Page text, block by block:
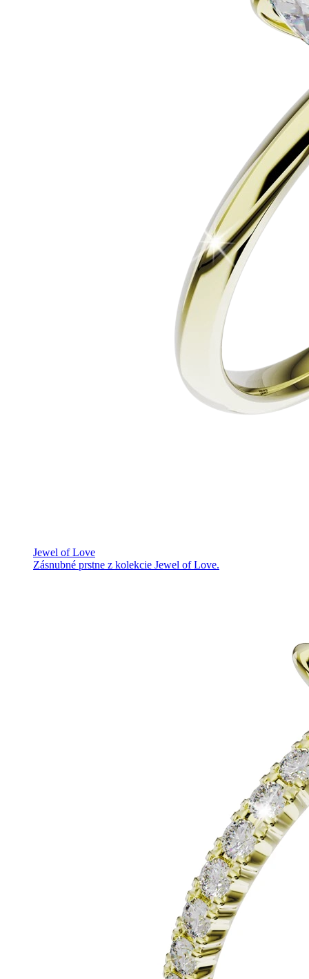
Jewel of Love
Zásnubné prstne z kolekcie Jewel of Love.